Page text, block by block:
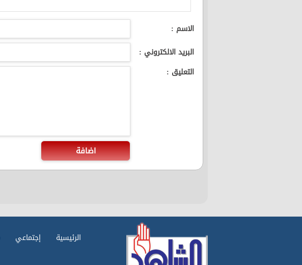
الاسم :
البريد الالكتروني :
التعليق :
اضافة
الرئيسية إجتماعي